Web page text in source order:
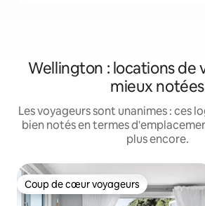
Wellington : locations de
mieux notées
Les voyageurs sont unanimes : ces
bien notés en termes
plus encore.
Coup de cœur voyageurs
Coup de cœur voyageurs